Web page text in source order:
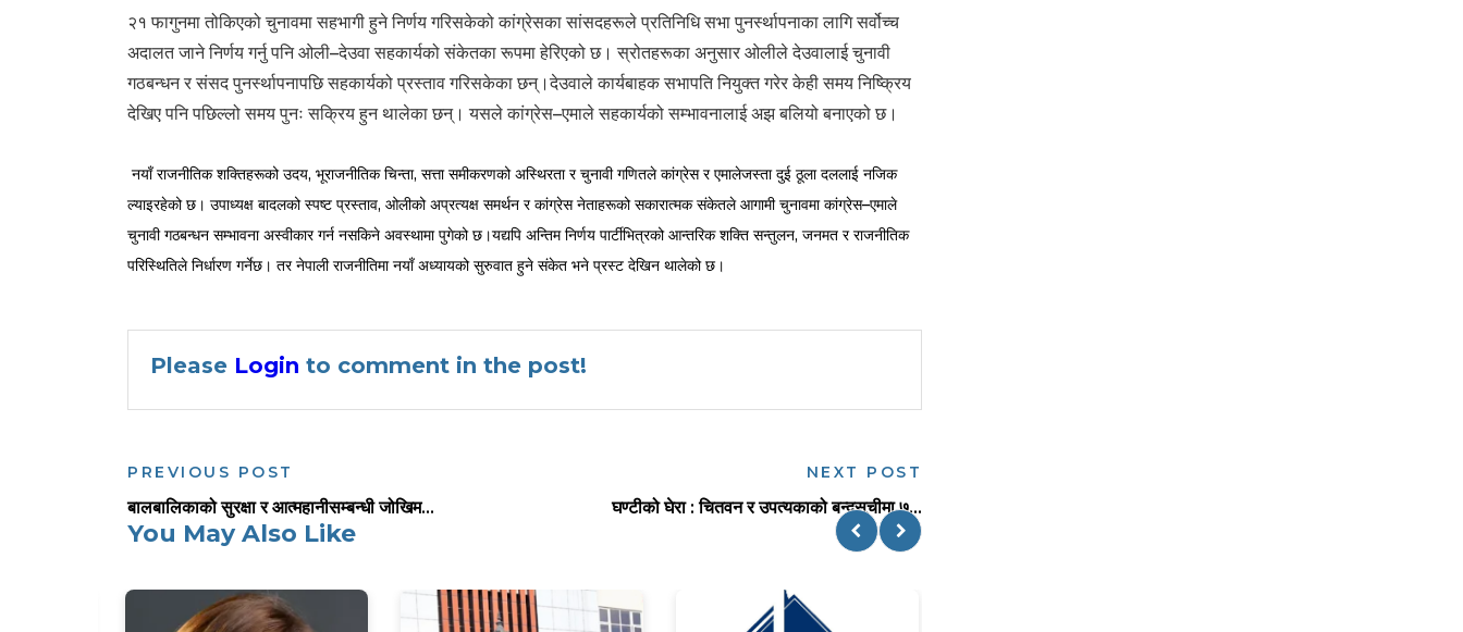
२१ फागुनमा तोकिएको चुनावमा सहभागी हुने निर्णय गरिसकेको कांग्रेसका सांसदहरूले प्रतिनिधि सभा पुनर्स्थापनाका लागि सर्वोच्च
अदालत जाने निर्णय गर्नु पनि ओली–देउवा सहकार्यको संकेतका रूपमा हेरिएको छ। स्रोतहरूका अनुसार ओलीले देउवालाई चुनावी
गठबन्धन र संसद पुनर्स्थापनापछि सहकार्यको प्रस्ताव गरिसकेका छन्।देउवाले कार्यबाहक सभापति नियुक्त गरेर केही समय निष्क्रिय
देखिए पनि पछिल्लो समय पुनः सक्रिय हुन थालेका छन्। यसले कांग्रेस–एमाले सहकार्यको सम्भावनालाई अझ बलियो बनाएको छ।
नयाँ राजनीतिक शक्तिहरूको उदय, भूराजनीतिक चिन्ता, सत्ता समीकरणको अस्थिरता र चुनावी गणितले कांग्रेस र एमालेजस्ता दुई ठूला दललाई नजिक
ल्याइरहेको छ। उपाध्यक्ष बादलको स्पष्ट प्रस्ताव, ओलीको अप्रत्यक्ष समर्थन र कांग्रेस नेताहरूको सकारात्मक संकेतले आगामी चुनावमा कांग्रेस–एमाले
चुनावी गठबन्धन सम्भावना अस्वीकार गर्न नसकिने अवस्थामा पुगेको छ।यद्यपि अन्तिम निर्णय पार्टीभित्रको आन्तरिक शक्ति सन्तुलन, जनमत र राजनीतिक
परिस्थितिले निर्धारण गर्नेछ। तर नेपाली राजनीतिमा नयाँ अध्यायको सुरुवात हुने संकेत भने प्रस्ट देखिन थालेको छ।
Please Login to comment in the post!
PREVIOUS POST
बालबालिकाको सुरक्षा र आत्महानीसम्बन्धी जोखिम...
NEXT POST
घण्टीको घेरा : चितवन र उपत्यकाको बन्दसूचीमा ७...
You May Also Like